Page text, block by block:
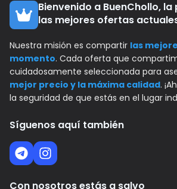
Bienvenido a BuenChollo,
las mejores ofertas
Nuestra misión es compartir las
momento. Cada oferta que
cuidadosamente seleccionada para
mejor precio y la máxima calidad.
la seguridad de que estás en el lugar
Síguenos aquí también
Con nosotros estás a salvo